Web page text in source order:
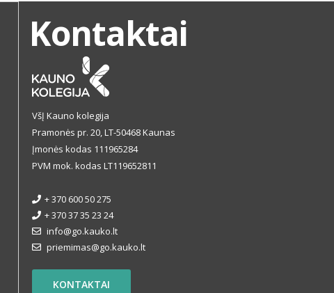
Kontaktai
VšĮ Kauno kolegija
Pramonės pr. 20, LT-50468 Kaunas
Įmonės kodas 111965284
PVM mok. kodas LT119652811
+ 370 600 50 275
+ 370 37 35 23 24
info@go.kauko.lt
priemimas@go.kauko.lt
KONTAKTAI